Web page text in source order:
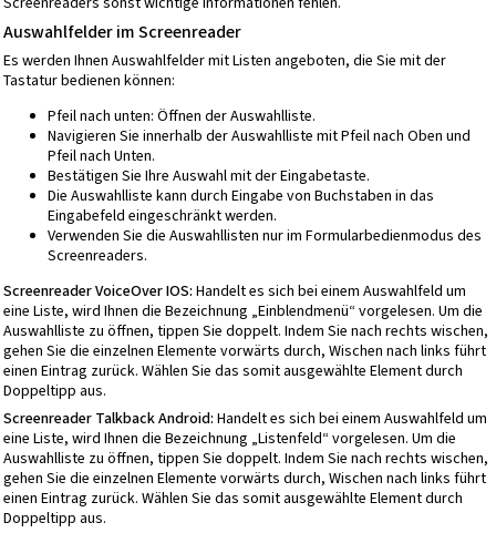
Auswahlfelder im Screenreader
Es werden Ihnen Auswahlfelder mit Listen angeboten, die Sie mit der
Tastatur bedienen können:
Pfeil nach unten: Öffnen der Auswahlliste.
Navigieren Sie innerhalb der Auswahlliste mit Pfeil nach Oben und
Pfeil nach Unten.
Bestätigen Sie Ihre Auswahl mit der Eingabetaste.
Die Auswahlliste kann durch Eingabe von Buchstaben in das
Eingabefeld eingeschränkt werden.
Verwenden Sie die Auswahllisten nur im Formularbedienmodus des
Screenreaders.
Screenreader VoiceOver IOS: Handelt es sich bei einem Auswahlfeld um
eine Liste, wird Ihnen die Bezeichnung „Einblendmenü“ vorgelesen. Um die
Auswahlliste zu öffnen, tippen Sie doppelt. Indem Sie nach rechts wischen,
gehen Sie die einzelnen Elemente vorwärts durch, Wischen nach links führt
einen Eintrag zurück. Wählen Sie das somit ausgewählte Element durch
Doppeltipp aus.
Screenreader Talkback Android: Handelt es sich bei einem Auswahlfeld um
eine Liste, wird Ihnen die Bezeichnung „Listenfeld“ vorgelesen. Um die
Auswahlliste zu öffnen, tippen Sie doppelt. Indem Sie nach rechts wischen,
gehen Sie die einzelnen Elemente vorwärts durch, Wischen nach links führt
einen Eintrag zurück. Wählen Sie das somit ausgewählte Element durch
Doppeltipp aus.